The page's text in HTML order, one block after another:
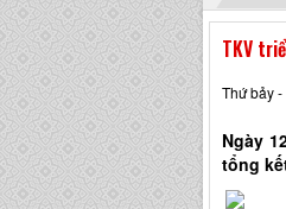
TKV
Thứ bảy
Ngày
tổng